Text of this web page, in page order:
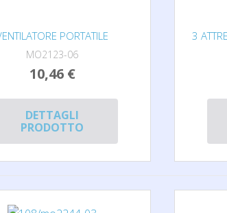
PORTATILE
MO2123-06
10,46 €
DETTAGLI
PRODOTTO
3